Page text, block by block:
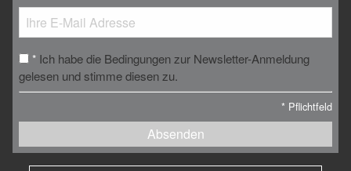
* Ich habe die Bedingungen zur Newsletter-Anmeldung
gelesen und stimme diesen zu.
* Pflichtfeld
Absenden